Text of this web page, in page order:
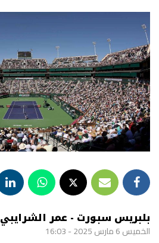
بلبريس سبورت - عمر الشرايبي
الخميس 6 مارس 2025 - 16:03